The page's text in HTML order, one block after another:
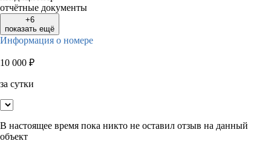
отчётные документы
+6
показать ещё
Информация о номере
10 000 ₽
за сутки
В настоящее время пока никто не оставил отзыв на данный
объект